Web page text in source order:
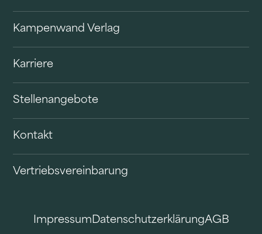
Kampenwand Verlag
Karriere
Stellenangebote
Kontakt
Vertriebsvereinbarung
ImpressumDatenschutzerklärungAGB